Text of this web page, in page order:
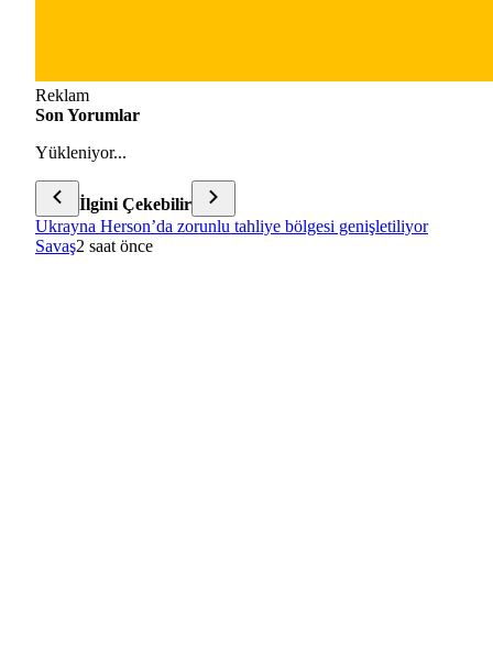
Reklam
Son Yorumlar
Yükleniyor...
İlgini Çekebilir
Ukrayna Herson’da zorunlu tahliye bölgesi genişletiliyor
Savaş2 saat önce